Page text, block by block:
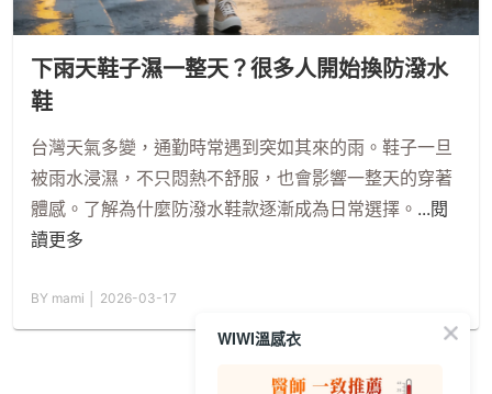
下雨天鞋子濕一整天？很多人開始換防潑水
鞋
台灣天氣多變，通勤時常遇到突如其來的雨。鞋子一旦
被雨水浸濕，不只悶熱不舒服，也會影響一整天的穿著
體感。了解為什麼防潑水鞋款逐漸成為日常選擇。 ...閱
讀更多
BY mami │ 2026-03-17
WIWI溫感衣